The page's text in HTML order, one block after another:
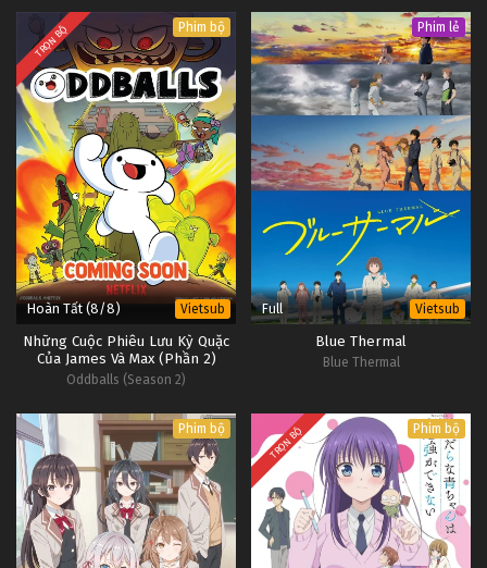
TRỌN BỘ Phim bộ
Hoàn Tất (8/8) Vietsub
Những Cuộc Phiêu Lưu Kỳ Quặc
Của James Và Max (Phần 2)
Oddballs (Season 2)
Phim lẻ
Full Vietsub
Blue Thermal
Blue Thermal
Phim bộ TRỌN BỘ Phim bộ